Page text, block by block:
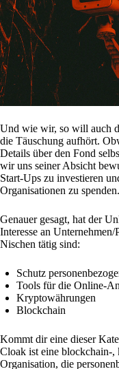
Und wie wir, so will auch
die Täuschung aufhört.
Details über den Fond
wir uns seiner Absicht
Start-Ups zu investieren
Organisationen zu spenden.
Genauer gesagt, hat der
Interesse an
Nischen tätig sind:
Schutz
Tools für die Online-
Kryptowährungen
Blockchain
Kommt dir eine dieser
Cloak ist eine blockchain-,
Organisation, die